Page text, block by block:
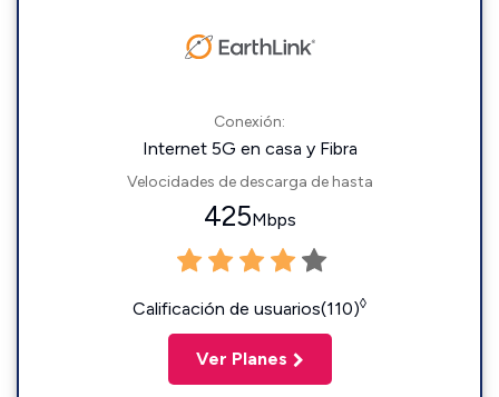
Conexión:
Internet 5G en casa y Fibra
Velocidades de descarga de hasta
425Mbps
Calificación de usuarios(110)◊
Ver Planes